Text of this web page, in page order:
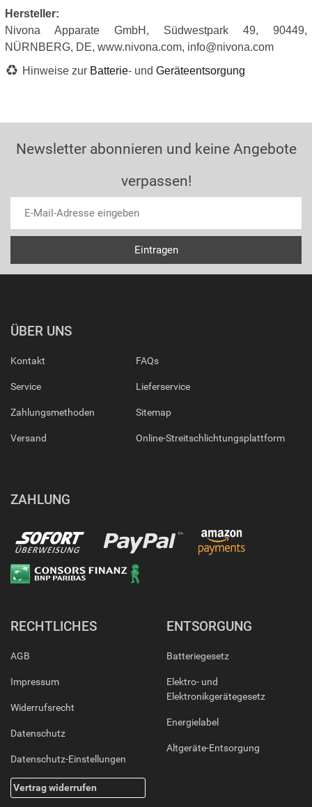
Hersteller:
Nivona Apparate GmbH, Südwestpark 49, 90449,
NÜRNBERG, DE, www.nivona.com, info@nivona.com
Hinweise zur Batterie- und Geräteentsorgung
Newsletter abonnieren und keine Angebote
verpassen!
ÜBER UNS
Kontakt
Service
Zahlungsmethoden
Versand
FAQs
Lieferservice
Sitemap
Online-Streitschlichtungsplattform
ZAHLUNG
RECHTLICHES
AGB
Impressum
Widerrufsrecht
Datenschutz
Datenschutz-Einstellungen
Vertrag widerrufen
ENTSORGUNG
Batteriegesetz
Elektro- und
Elektronikgerätegesetz
Energielabel
Altgeräte-Entsorgung